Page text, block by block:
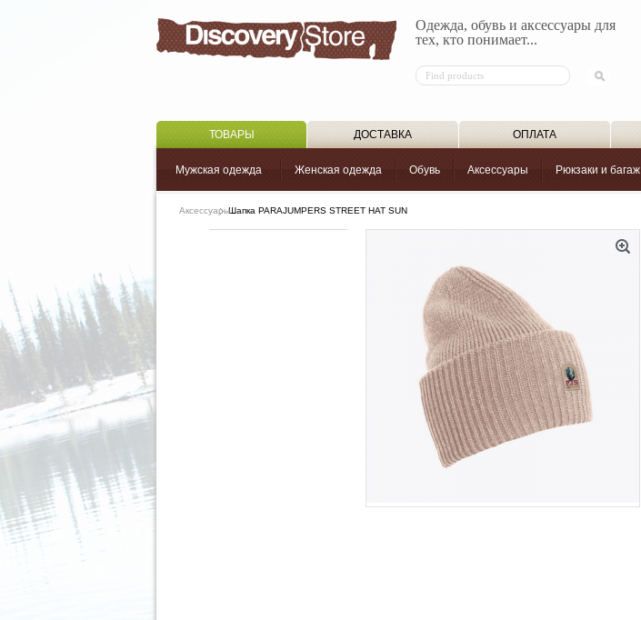
Одежда, обувь и аксессуары для
тех, кто понимает...
ТОВАРЫ ДОСТАВКА ОПЛАТА
Мужская одежда Женская одежда Обувь Аксессуары Рюкзаки и багаж
АксессуарыШапка PARAJUMPERS STREET HAT SUN